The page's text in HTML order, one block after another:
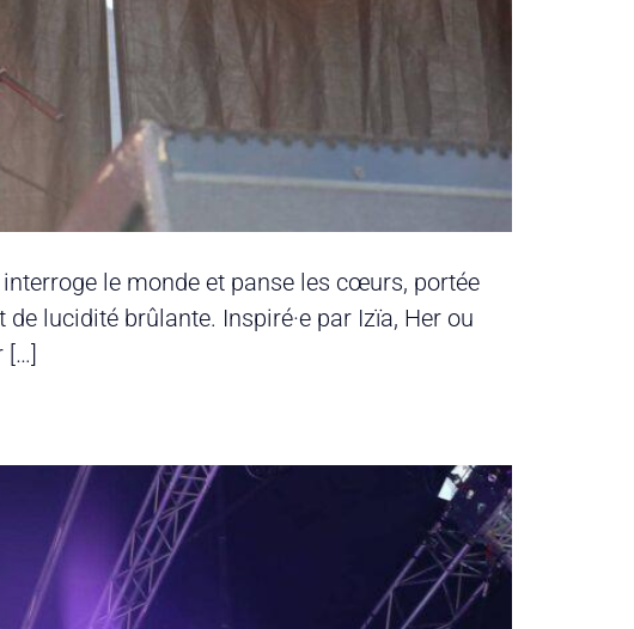
le monde et panse les cœurs, portée
lucidité brûlante. Inspiré·e par Izïa, Her ou
[…]